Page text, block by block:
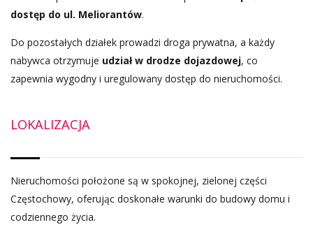
dostęp do ul. Meliorantów.
Do pozostałych działek prowadzi droga prywatna, a każdy
nabywca otrzymuje udział w drodze dojazdowej, co
zapewnia wygodny i uregulowany dostęp do nieruchomości.
LOKALIZACJA
Nieruchomości położone są w spokojnej, zielonej części
Częstochowy, oferując doskonałe warunki do budowy domu i
codziennego życia.